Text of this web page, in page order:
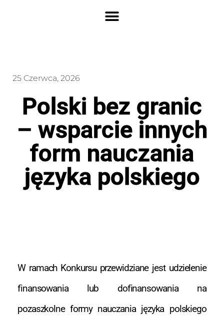
25 Czerwca, 2026
Polski bez granic
– wsparcie innych
form nauczania
języka polskiego
W ramach Konkursu przewidziane jest udzielenie
finansowania lub dofinansowania na
pozaszkolne formy nauczania języka polskiego